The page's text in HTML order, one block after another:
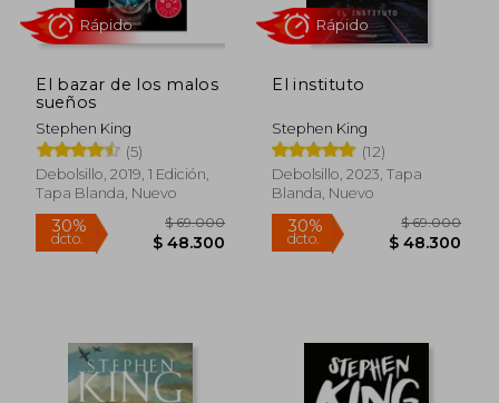
Rápido Rápido
El bazar de los malos
sueños
Stephen King
(5)
Debolsillo, 2019, 1 Edición,
Tapa Blanda, Nuevo
El instituto
Stephen King
(12)
Debolsillo, 2023, Tapa
Blanda, Nuevo